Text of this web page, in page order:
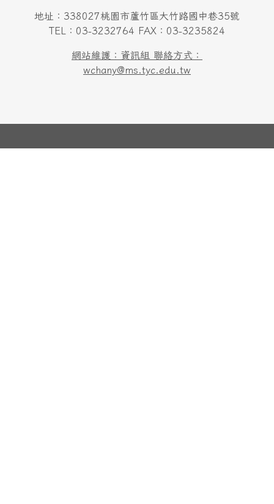
地址：338027桃園市蘆竹區大竹路國中巷35號
TEL：03-3232764 FAX：03-3235824
網站維護：資訊組 聯絡方式：
wchany@ms.tyc.edu.tw